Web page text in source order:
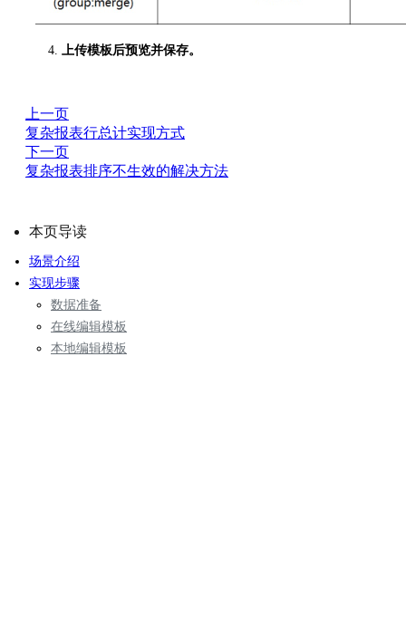
上传模板后预览并保存。
上一页
复杂报表行总计实现方式
下一页
复杂报表排序不生效的解决方法
本页导读
场景介绍
实现步骤
数据准备
在线编辑模板
本地编辑模板